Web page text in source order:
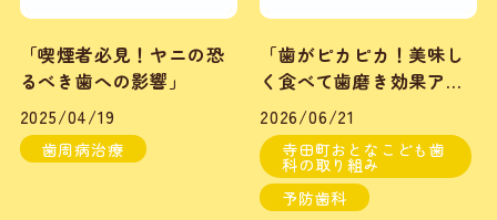
「喫煙者必見！ヤニの恐
るべき歯への影響」
2025/04/19
歯周病治療
「歯がピカピカ！美味し
く食べて歯磨き効果アッ
プ」
2026/06/21
寺田町おとなこども歯
科の取り組み
予防歯科